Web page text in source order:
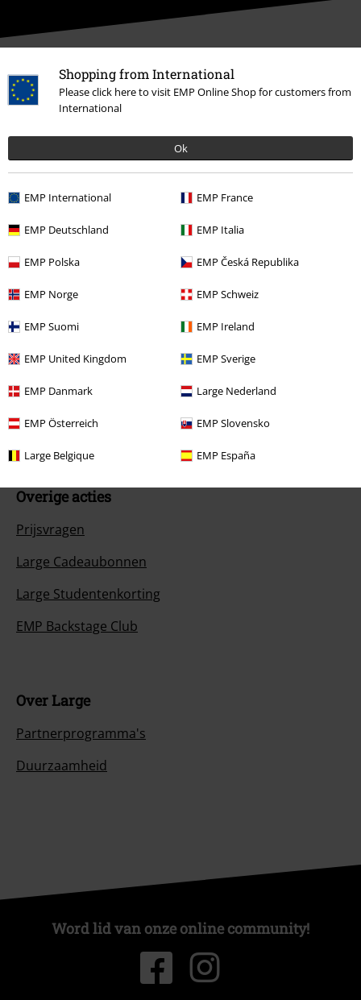
Shopping from International
Please click here to visit EMP Online Shop for customers from
International
Ok
EMP International EMP France
EMP Deutschland EMP Italia
EMP Polska EMP Česká Republika
EMP Norge EMP Schweiz
EMP Suomi EMP Ireland
EMP United Kingdom EMP Sverige
EMP Danmark Large Nederland
EMP Österreich EMP Slovensko
Large Belgique EMP España
Onze klantenservice staat voor je klaar
Onze klantenservice is vandaag bereikbaar tot 17:00 uur.
Klantenservice
Veelgestelde vragen
Retourvoorwaarden
Retourneer item
Algemene maat info
Annuleer mijn BSC-lidmaatschap
Betaalmethodes
Overige acties
Prijsvragen
Large Cadeaubonnen
Large Studentenkorting
EMP Backstage Club
Over Large
Partnerprogramma's
Duurzaamheid
Word lid van onze online community!